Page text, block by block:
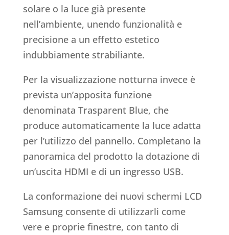
solare o la luce già presente
nell’ambiente, unendo funzionalità e
precisione a un effetto estetico
indubbiamente strabiliante.
Per la visualizzazione notturna invece è
prevista un’apposita funzione
denominata Trasparent Blue, che
produce automaticamente la luce adatta
per l’utilizzo del pannello. Completano la
panoramica del prodotto la dotazione di
un’uscita HDMI e di un ingresso USB.
La conformazione dei nuovi schermi LCD
Samsung consente di utilizzarli come
vere e proprie finestre, con tanto di